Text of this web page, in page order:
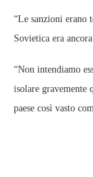
“Le sanzioni erano
Sovietica era
“Non intendiamo
isolare gravemente
paese così vasto